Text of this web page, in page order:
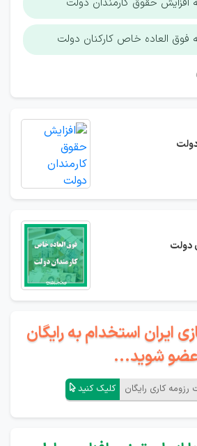
فوق العاده خاص کارکنان دولت
دولت
ایران استخدام به رایگان
عضو شوید...
کاری رایگان کلیک کنید